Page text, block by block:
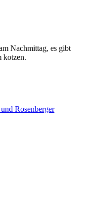
Nachmittag, es gibt
kotzen.
und Rosenberger